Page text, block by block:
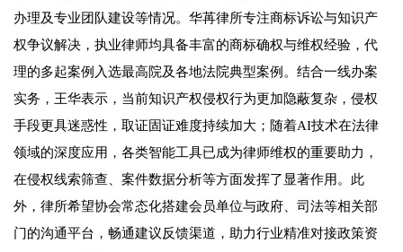
办理及专业团队建设等情况。华苒律所专注商标诉讼与知识产
权争议解决，执业律师均具备丰富的商标确权与维权经验，代
理的多起案例入选最高院及各地法院典型案例。结合一线办案
实务，王华表示，当前知识产权侵权行为更加隐蔽复杂，侵权
手段更具迷惑性，取证固证难度持续加大；随着AI技术在法律
领域的深度应用，各类智能工具已成为律师维权的重要助力，
在侵权线索筛查、案件数据分析等方面发挥了显著作用。此
外，律所希望协会常态化搭建会员单位与政府、司法等相关部
门的沟通平台，畅通建议反馈渠道，助力行业精准对接政策资